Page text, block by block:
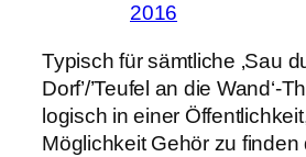
2016
Typisch für sämtliche ‚Sau
Dorf’/’Teufel an die Wand‘-
logisch in einer
Möglichkeit Gehör zu